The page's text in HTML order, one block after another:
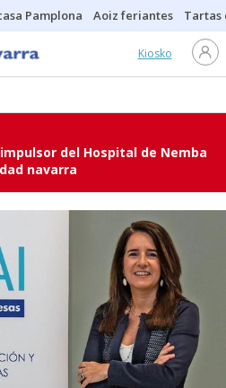
Pamplona Aoiz feriantes Tartas
Kiosko
del Hospital de Nemba
navarra